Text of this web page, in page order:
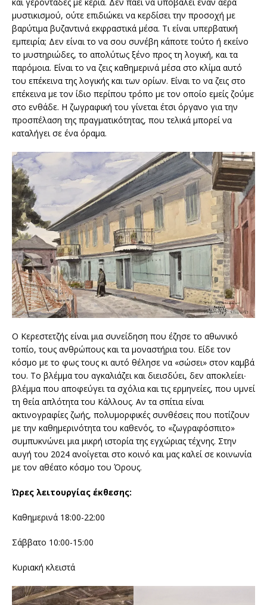
μυστικισμού, ούτε επιδιώκει να κερδίσει την προσοχή με
βαρύτιμα βυζαντινά εκφραστικά μέσα. Τι είναι υπερβατική
εμπειρία; Δεν είναι το να σου συνέβη κάποτε τούτο ή εκείνο
το μυστηριώδες, το απολύτως ξένο προς τη λογική, και τα
παρόμοια. Είναι το να ζεις καθημερινά μέσα στο κλίμα αυτό
του επέκεινα της λογικής και των ορίων. Είναι το να ζεις στο
επέκεινα με τον ίδιο περίπου τρόπο με τον οποίο εμείς ζούμε
στο ενθάδε. Η ζωγραφική του γίνεται έτσι όργανο για την
προσπέλαση της πραγματικότητας, που τελικά μπορεί να
καταλήγει σε ένα όραμα.
Ο Κερεστετζής είναι μια συνείδηση που έζησε το αθωνικό
τοπίο, τους ανθρώπους και τα μοναστήρια του. Είδε τον
κόσμο με το φως τους κι αυτό θέλησε να «σώσει» στον καμβά
του. Το βλέμμα του αγκαλιάζει και διεισδύει, δεν αποκλείει∙
βλέμμα που αποφεύγει τα σχόλια και τις ερμηνείες, που υμνεί
τη θεία απλότητα του Κάλλους. Αν τα σπίτια είναι
ακτινογραφίες ζωής, πολυμορφικές συνθέσεις που ποτίζουν
με την καθημερινότητα του καθενός, το «ζωγραφόσπιτο»
συμπυκνώνει μια μικρή ιστορία της εγχώριας τέχνης. Στην
αυγή του 2024 ανοίγεται στο κοινό και μας καλεί σε κοινωνία
με τον αθέατο κόσμο του Όρους.
Ώρες λειτουργίας έκθεσης:
Καθημερινά 18:00-22:00
Σάββατο 10:00-15:00
Κυριακή κλειστά